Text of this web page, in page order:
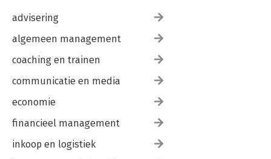
advisering
algemeen management
coaching en trainen
communicatie en media
economie
financieel management
inkoop en logistiek